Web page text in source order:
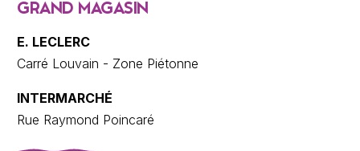
GRAND MAGASIN
E. LECLERC
Carré Louvain - Zone Piétonne
INTERMARCHÉ
Rue Raymond Poincaré